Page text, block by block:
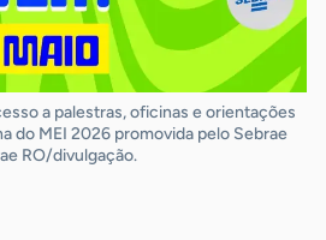
a palestras, oficinas e orientações
do MEI 2026 promovida pelo Sebrae
RO/divulgação.